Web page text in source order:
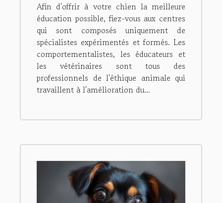
d'éducation canine
positive ?
Afin d'offrir à votre chien la meilleure
éducation possible, fiez-vous aux centres
qui sont composés uniquement de
spécialistes expérimentés et formés. Les
comportementalistes, les éducateurs et
les vétérinaires sont tous des
professionnels de l'éthique animale qui
travaillent à l'amélioration du...